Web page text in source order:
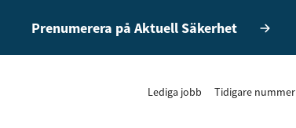
Prenumerera på Aktuell Säkerhet
Lediga jobb Tidigare nummer